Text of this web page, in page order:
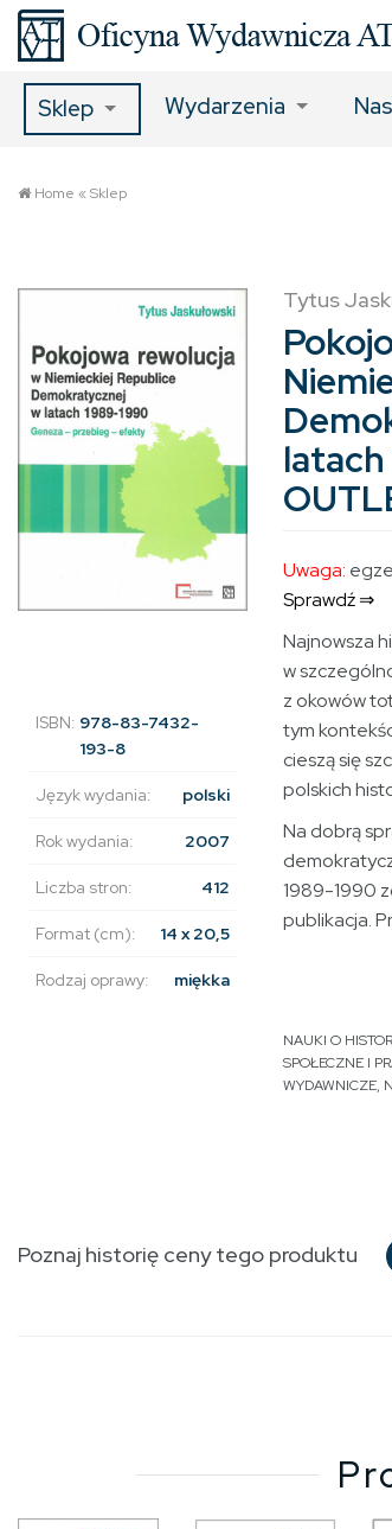
Sklep Wydarzenia
Home «Sklep
ISBN: 978-83-7432-
193-8
Język wydania: polski
Rok wydania: 2007
Liczba stron: 412
Format (cm): 14 x 20,5
Rodzaj oprawy: miękka
Tytus
latach
Uwaga:
Sprawdź ⇒
Najnowsza
w
z okowów
tym
cieszą się
polskich
Na dobrą
1989-1990
publikacja.
NAUKI O
SPOŁECZNE I
WYDAWNICZE,
Poznaj historię ceny tego produktu